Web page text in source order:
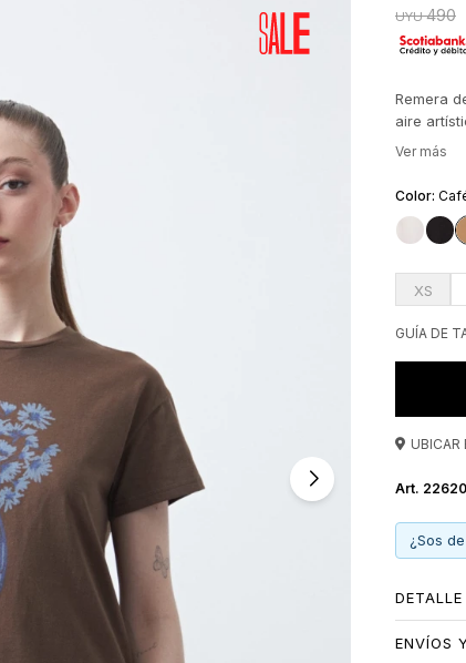
UYU 490
Remera
aire
expresivo
outfit.
XS
GUÍA DE
UBICAR
¿Sos
DETALLE
ENVÍOS